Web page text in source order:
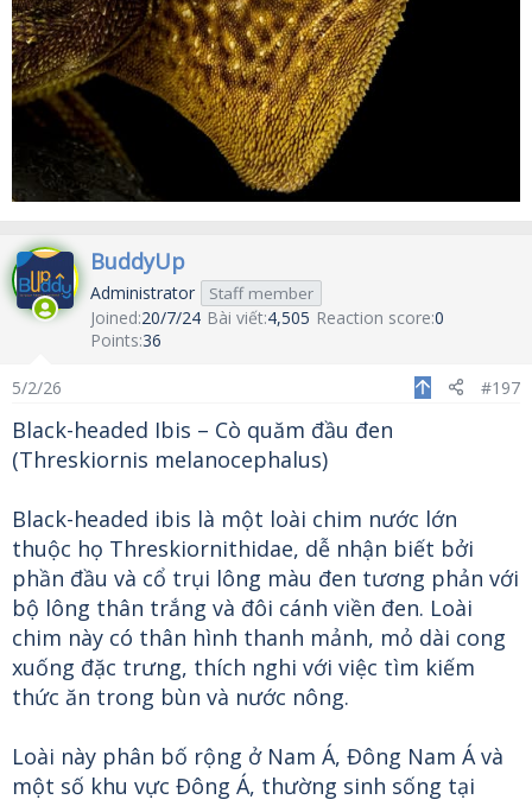
BuddyUp
Administrator Staff member
Joined 20/7/24 Bài viết 4,505 Reaction score 0
Points 36
5/2/26 #197
Black-headed Ibis – Cò quăm đầu đen
(Threskiornis melanocephalus)
Black-headed ibis là một loài chim nước lớn
thuộc họ Threskiornithidae, dễ nhận biết bởi
phần đầu và cổ trụi lông màu đen tương phản với
bộ lông thân trắng và đôi cánh viền đen. Loài
chim này có thân hình thanh mảnh, mỏ dài cong
xuống đặc trưng, thích nghi với việc tìm kiếm
thức ăn trong bùn và nước nông.
Loài này phân bố rộng ở Nam Á, Đông Nam Á và
một số khu vực Đông Á, thường sinh sống tại